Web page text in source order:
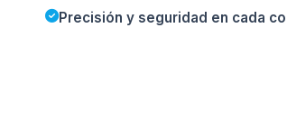
Precisión y seguridad en cada